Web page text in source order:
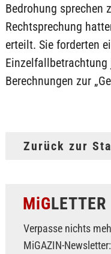
Bedrohung sprechen
Rechtsprechung
erteilt. Sie forderten
Berechnungen zur
Zurück zur
MiGLETTER
Verpasse nichts
MiGAZIN-Newsletter: